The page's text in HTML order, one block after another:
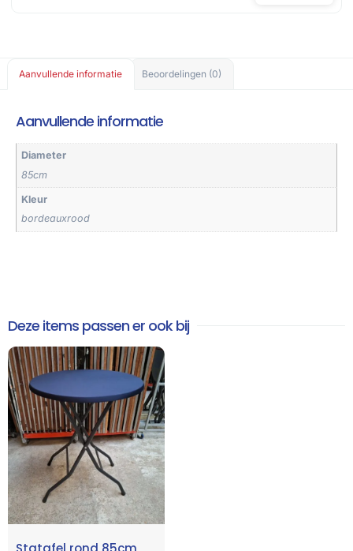
Aanvullende informatie Beoordelingen (0)
Aanvullende informatie
Diameter
85cm
Kleur
bordeauxrood
Deze items passen er ook bij